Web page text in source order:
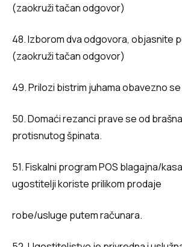
(zaokruži tačan odgovor)
48. Izborom dva odgovora, objasnite
(zaokruži tačan odgovor)
49. Prilozi bistrim juhama obavezno
50. Domaći rezanci prave se od
protisnutog špinata.
51. Fiskalni program POS blagajna/
ugostitelji koriste prilikom prodaje
robe/usluge putem računara.